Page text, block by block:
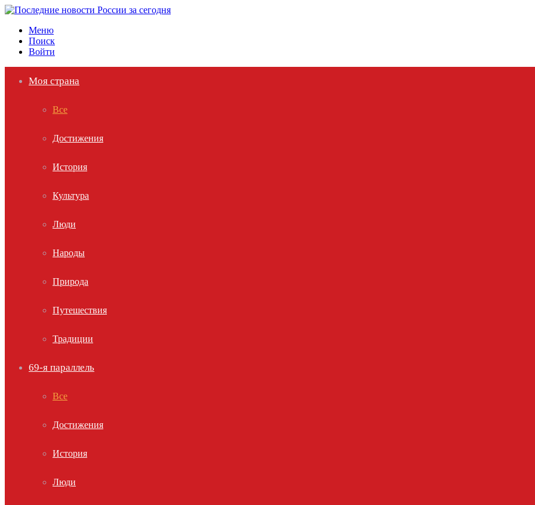
Меню
Поиск
Войти
Моя страна
Все
Достижения
История
Культура
Люди
Народы
Природа
Путешествия
Традиции
69-я параллель
Все
Достижения
История
Люди